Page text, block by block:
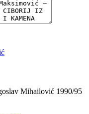
Mihailović 1990/95